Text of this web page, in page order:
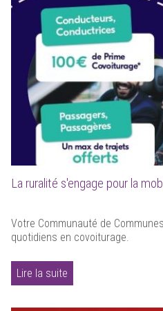
La ruralité s'engage pour la
Votre Communauté de
quotidiens en covoiturage.
Lire la suite